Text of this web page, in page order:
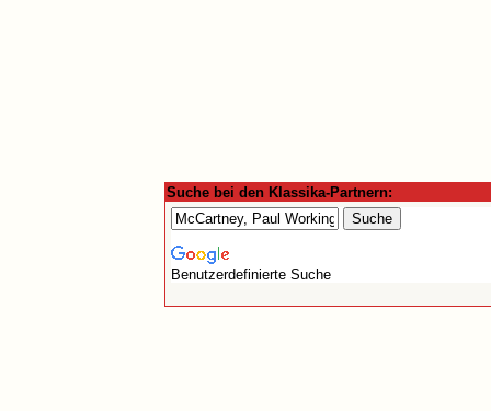
Suche bei den Klassika-Partnern:
Benutzerdefinierte Suche